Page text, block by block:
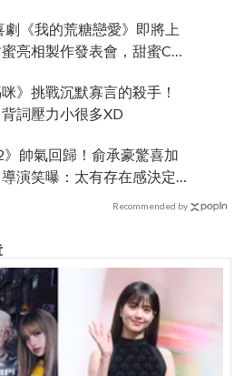
劇《我的荒糖戀愛》即將上
亮相製作發表會，甜蜜CP
》挑戰沉默寡言的殺手！
詞壓力小很多XD
帥氣回歸！俞承豪驚喜加
演笑曝：太有存在感決定
Recommended by